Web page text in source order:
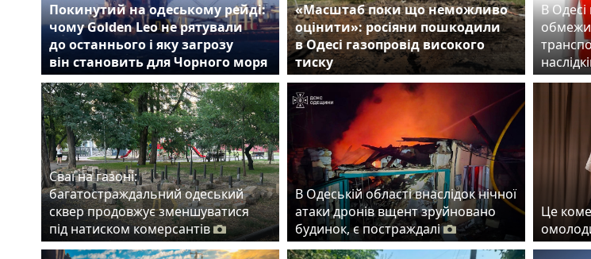
Покинутий на одеському рейді:
чому Golden Leo не рятували
до останнього і яку загрозу
він становить для Чорного моря
«Масштаб поки що неможливо
оцінити»: росіяни пошкодили
в Одесі газопровід високого
тиску
В
Сваї на газоні:
багатостраждальний одеський
сквер продовжує зменшуватися
під натиском комерсантів
В Одеській області внаслідок нічної
атаки дронів вщент зруйновано
будинок, є постраждалі
Це